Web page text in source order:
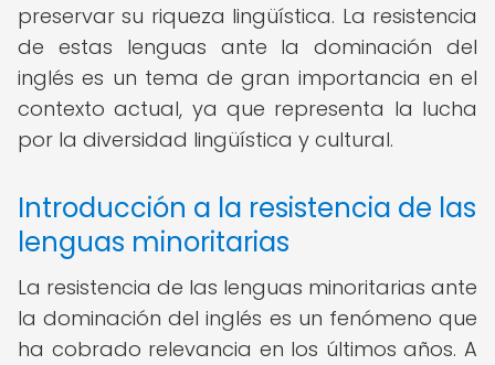
preservar su riqueza lingüística. La resistencia
de estas lenguas ante la dominación del
inglés es un tema de gran importancia en el
contexto actual, ya que representa la lucha
por la diversidad lingüística y cultural.
Introducción a la resistencia de las
lenguas minoritarias
La resistencia de las lenguas minoritarias ante
la dominación del inglés es un fenómeno que
ha cobrado relevancia en los últimos años. A